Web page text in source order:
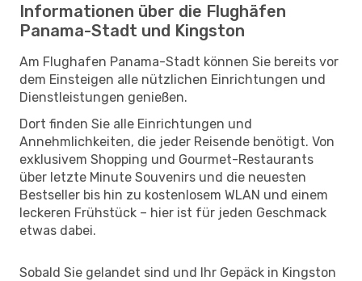
Informationen über die Flughäfen
Panama-Stadt und Kingston
Am Flughafen Panama-Stadt können Sie bereits vor
dem Einsteigen alle nützlichen Einrichtungen und
Dienstleistungen genießen.
Dort finden Sie alle Einrichtungen und
Annehmlichkeiten, die jeder Reisende benötigt. Von
exklusivem Shopping und Gourmet-Restaurants
über letzte Minute Souvenirs und die neuesten
Bestseller bis hin zu kostenlosem WLAN und einem
leckeren Frühstück – hier ist für jeden Geschmack
etwas dabei.
Sobald Sie gelandet sind und Ihr Gepäck in Kingston